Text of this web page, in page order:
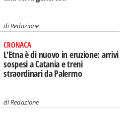
diRedazione
CRONACA
L'Etna è di nuovo in eruzione: arrivi
sospesi a Catania e treni
straordinari da Palermo
diRedazione